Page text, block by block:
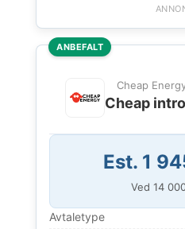
ANBEFALT
Cheap
Cheap
Est. 1
Ved 14
Avtaletype